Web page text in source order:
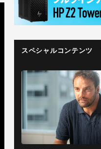
スペシャルコンテンツ